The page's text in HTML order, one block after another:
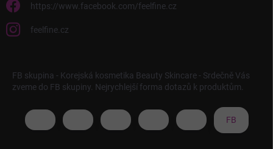
https://www.facebook.com/feelfine.cz
feelfine.cz
FB skupina - Korejská kosmetika Beauty Skincare - Srdečně Vás
zveme do FB skupiny. Nejrychlejší forma dotazů k produktům.
FB